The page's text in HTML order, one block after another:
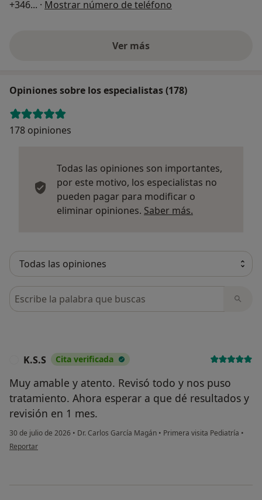
+346... · Mostrar número de teléfono
Ver más
Opiniones sobre los especialistas (178)
178 opiniones
Todas las opiniones son importantes,
por este motivo, los especialistas no
pueden pagar para modificar o
eliminar opiniones. Saber más.
Busca en opiniones
K.S.S Cita verificada
Muy amable y atento. Revisó todo y nos puso
tratamiento. Ahora esperar a que dé resultados y
revisión en 1 mes.
30 de julio de 2026 • Dr. Carlos García Magán • Primera visita Pediatría •
en opinión del usuario K.S.S
Reportar